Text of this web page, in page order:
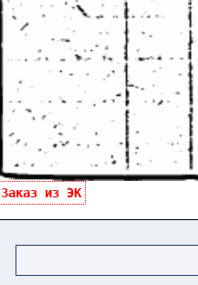
Заказ из ЭК